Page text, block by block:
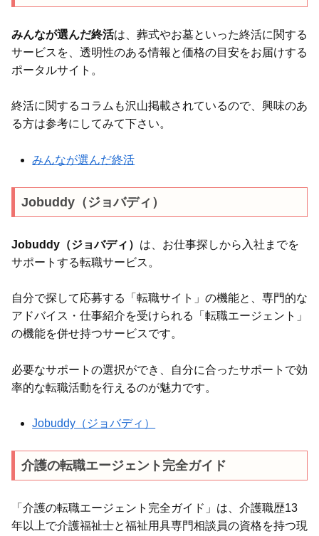
みんなが選んだ終活は、葬式やお墓といった終活に関する
サービスを、透明性のある情報と価格の目安をお届けする
ポータルサイト。
終活に関するコラムも沢山掲載されているので、興味のあ
る方は参考にしてみて下さい。
みんなが選んだ終活
Jobuddy（ジョバディ）
Jobuddy（ジョバディ） は、お仕事探しから入社までを
サポートする転職サービス。
自分で探して応募する「転職サイト」の機能と、専門的な
アドバイス・仕事紹介を受けられる「転職エージェント」
の機能を併せ持つサービスです。
必要なサポートの選択ができ、自分に合ったサポートで効
率的な転職活動を行えるのが魅力です。
Jobuddy（ジョバディ）
介護の転職エージェント完全ガイド
「介護の転職エージェント完全ガイド」は、介護職歴13
年以上で介護福祉士と福祉用具専門相談員の資格を持つ現